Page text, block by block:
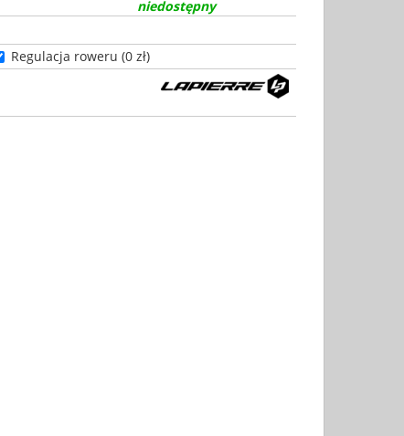
niedostępny
Regulacja roweru (0 zł)